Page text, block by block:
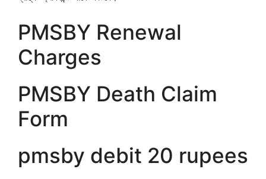
PMSBY Renewal
Charges
PMSBY Death Claim
Form
pmsby debit 20 rupees